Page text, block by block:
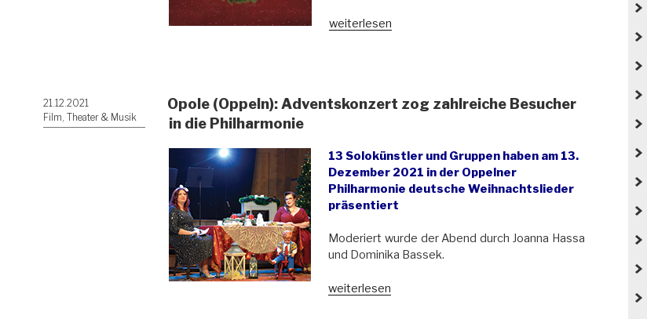
„Wir
Wrocław
weiterlesen
Veröffentlicht
am
21.12.2021
Film, Theater & Musik
Opole (Oppeln): Adventskonzert zog zahlreiche Besucher
in die Philharmonie
13 Solokünstler und Gruppen haben am 13.
Dezember2021 in der Oppelner
Philharmonie deutsche Weihnachtslieder
präsentiert
Moderiert wurde der Abend durch Joanna Hassa
und Dominika Bassek.
„Opole
weiterlesen